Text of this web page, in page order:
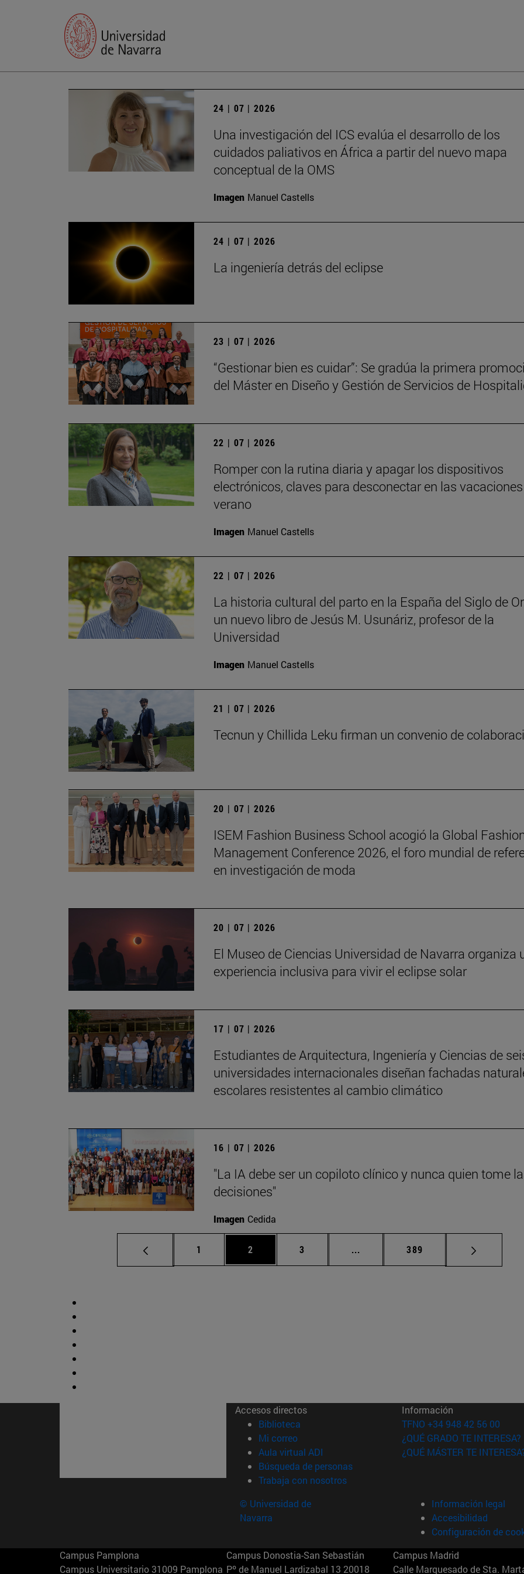
24 | 07 | 2026
Una investigación del ICS evalúa el desarrollo de los
cuidados paliativos en África a partir del nuevo mapa
conceptual de la OMS
Imagen Manuel Castells
24 | 07 | 2026
La ingeniería detrás del eclipse
23 | 07 | 2026
“Gestionar bien es cuidar”: Se gradúa la primera
del Máster en Diseño y Gestión de Servicios de
22 | 07 | 2026
Romper con la rutina diaria y apagar los dispositivos
electrónicos, claves para desconectar en las
verano
Imagen Manuel Castells
22 | 07 | 2026
La historia cultural del parto en la España del Siglo de
un nuevo libro de Jesús M. Usunáriz, profesor de la
Universidad
Imagen Manuel Castells
21 | 07 | 2026
Tecnun y Chillida Leku firman un convenio de
20 | 07 | 2026
ISEM Fashion Business School acogió la Global
Management Conference 2026, el foro mundial de
en investigación de moda
20 | 07 | 2026
El Museo de Ciencias Universidad de Navarra organiza
experiencia inclusiva para vivir el eclipse solar
17 | 07 | 2026
Estudiantes de Arquitectura, Ingeniería y Ciencias de
universidades internacionales diseñan fachadas
escolares resistentes al cambio climático
16 | 07 | 2026
"La IA debe ser un copiloto clínico y nunca quien tome
decisiones"
Imagen Cedida
Página
1 Página
2 Página
3 ... Páginas intermedias Use TAB para
Página
389
Accesos directos
Biblioteca (abre en nueva ventana)
Mi correo(abre en nueva ventana)
Aula virtual ADI (abre en nueva ventana)
Búsqueda de personas(abre en nueva ventana)
Trabaja con nosotros(abre en nueva ventana)
Información
TFNO +34 948 42 56 00
¿QUÉ GRADO TE INTERESA?
¿QUÉ MÁSTER TE
© Universidad de
Navarra
Información legal
Accesibilidad
Configuración de
Campus Pamplona
Campus Universitario 31009 Pamplona
Campus Donostia-San Sebastián
Pº de Manuel Lardizabal 13 20018
Campus Madrid
Calle Marquesado de Sta.